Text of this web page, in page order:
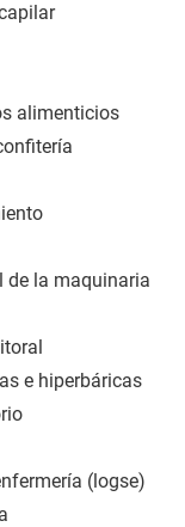
alimenticios
de la maquinaria
e hiperbáricas
(logse)